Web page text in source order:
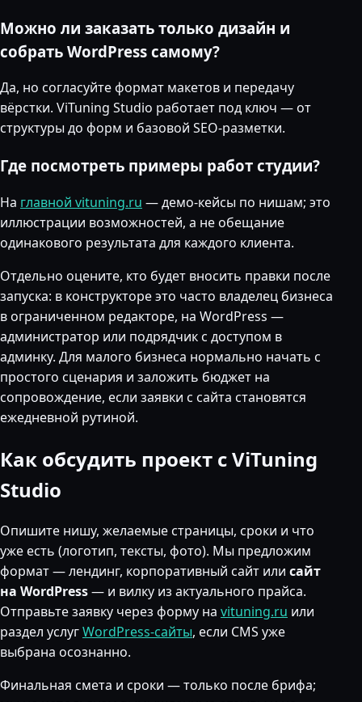
Можно ли заказать только дизайн и
собрать WordPress самому?
Да, но согласуйте формат макетов и передачу
вёрстки. ViTuning Studio работает под ключ — от
структуры до форм и базовой SEO-разметки.
Где посмотреть примеры работ студии?
На главной vituning.ru — демо-кейсы по нишам; это
иллюстрации возможностей, а не обещание
одинакового результата для каждого клиента.
Отдельно оцените, кто будет вносить правки после
запуска: в конструкторе это часто владелец бизнеса
в ограниченном редакторе, на WordPress —
администратор или подрядчик с доступом в
админку. Для малого бизнеса нормально начать с
простого сценария и заложить бюджет на
сопровождение, если заявки с сайта становятся
ежедневной рутиной.
Как обсудить проект с ViTuning
Studio
Опишите нишу, желаемые страницы, сроки и что
уже есть (логотип, тексты, фото). Мы предложим
формат — лендинг, корпоративный сайт или сайт
на WordPress— и вилку из актуального прайса.
Отправьте заявку через форму на vituning.ru или
раздел услугWordPress-сайты, если CMS уже
выбрана осознанно.
Финальная смета и сроки — только после брифа;